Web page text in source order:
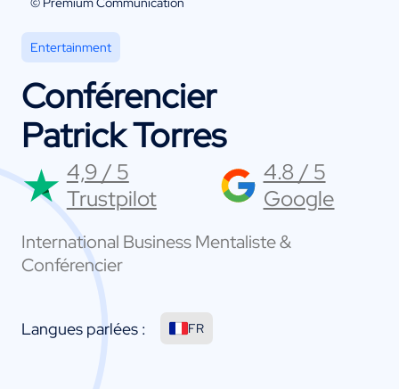
Entertainment
Conférencier
Patrick Torres
4,9 / 5
Trustpilot
4.8 / 5
Google
International Business Mentaliste &
Conférencier
Langues parlées : FR